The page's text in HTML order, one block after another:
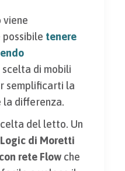
viene
tenere
scelta di mobili
semplificarti la
differenza.
del letto. Un
di Moretti
rete Flowche